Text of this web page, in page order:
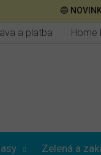
🔵
a platba Home
Zelená a